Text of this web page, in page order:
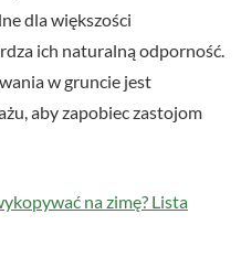
dla większości
ich naturalną odporność.
w gruncie jest
aby zapobiec zastojom
na zimę? Lista